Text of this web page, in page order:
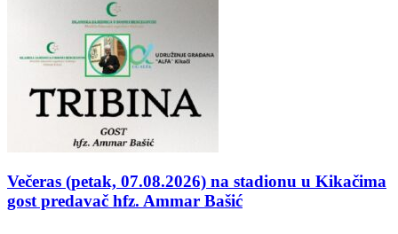
Večeras (petak, 07.08.2026) na stadionu u Kikačima
gost predavač hfz. Ammar Bašić